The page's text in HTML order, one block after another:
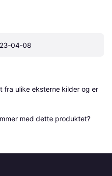
04-08
fra ulike eksterne kilder og er
med dette produktet?